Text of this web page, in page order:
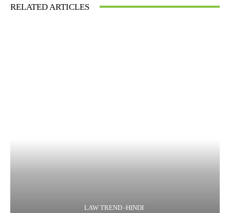
RELATED ARTICLES
LAW TREND -HINDI